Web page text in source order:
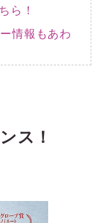
ら！
情報もあわ
ス！